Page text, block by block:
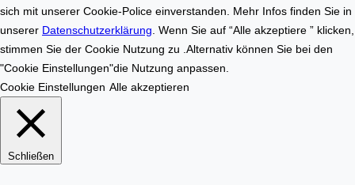
e
m
I
sich mit unserer Cookie-Police einverstanden. Mehr Infos finden Sie in
unserer Datenschutzerklärung . Wenn Sie auf “Alle akzeptiere ” klicken,
stimmen Sie der Cookie Nutzung zu .Alternativ können Sie bei den
"Cookie Einstellungen"die Nutzung anpassen.
Cookie Einstellungen Alle akzeptieren
Schließen